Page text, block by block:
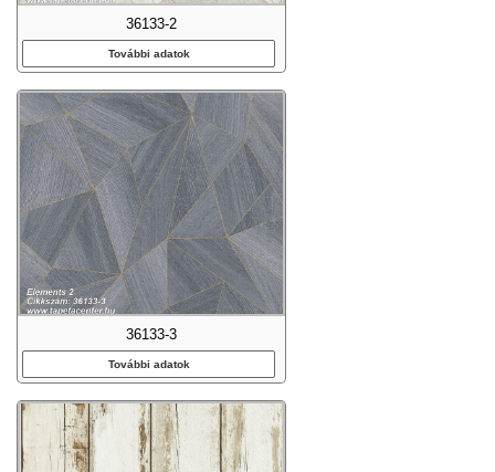
36133-2
További adatok
36133-3
További adatok